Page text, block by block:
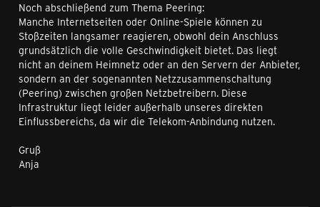
Noch abschließend zum Thema Peering:
Manche Internetseiten oder Online-Spiele können zu
Stoßzeiten langsamer reagieren, obwohl dein Anschluss
grundsätzlich die volle Geschwindigkeit bietet. Das liegt
nicht an deinem Heimnetz oder an den Servern der Anbieter,
sondern an der sogenannten Netzzusammenschaltung
(Peering) zwischen großen Netzbetreibern. Diese
Infrastruktur liegt leider außerhalb unseres direkten
Einflussbereichs, da wir die Telekom-Anbindung nutzen.
Gruß
Anja